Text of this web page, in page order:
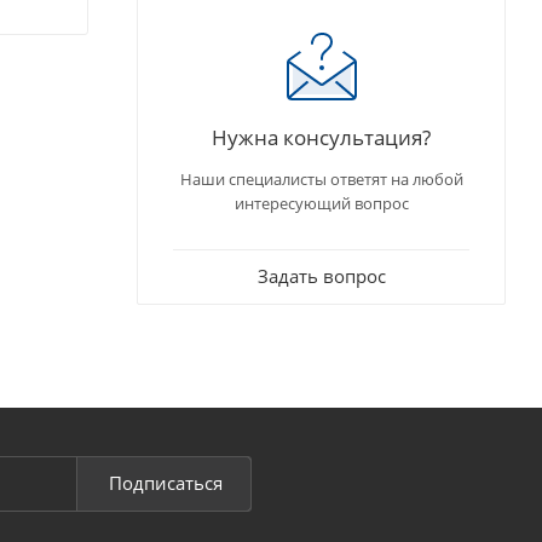
Нужна консультация?
Наши специалисты ответят на любой
интересующий вопрос
Задать вопрос
Подписаться